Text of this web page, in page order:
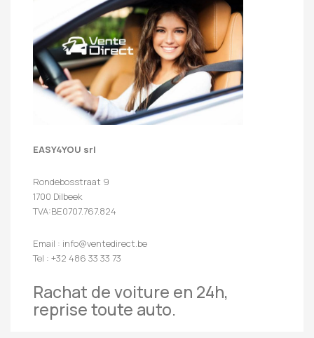
EASY4YOU srl
Rondebosstraat 9
1700 Dilbeek
TVA:BE0707.767.824
Email : info@ventedirect.be
Tel : +32 486 33 33 73
Rachat de voiture en 24h,
reprise toute auto.